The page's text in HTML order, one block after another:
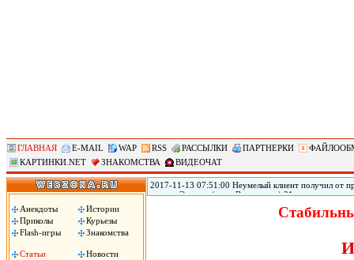
ГЛАВНАЯ E-MAIL WAP RSS РАССЫЛКИ ПАРТНЕРКИ
КАРТИНКИ.NET
ЗНАКОМСТВА ВИДЕОЧАТ
Анекдоты
Истории
Приколы
Курьезы
Flash-игры
Знакомства
Статьи
Новости
2017-11-13 07:51:00 Неумелый клиент получил от
городе Эверетт (штат Вашингтон) 21-летняя
Пули застряли у него в голове, он не может